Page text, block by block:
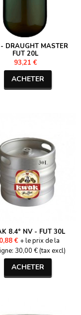
DRAUGHT MASTER
FUT 20L
93,21 €
ACHETER
8.4° NV - FUT 30L
€ + le prix de la
30,00 € (tax excl)
ACHETER